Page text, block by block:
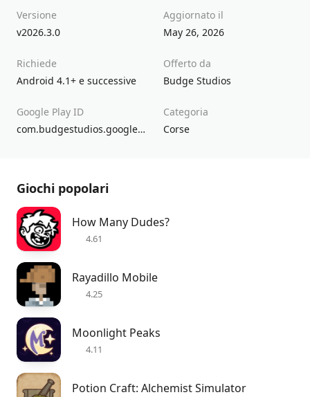
Versione
v2026.3.0
Aggiornato il
May 26, 2026
Richiede
Android 4.1+ e successive
Offerto da
Budge Studios
Google Play ID
com.budgestudios.googleplay.HotWheelsUnlimited
Categoria
Corse
Giochi popolari
How Many Dudes?
4.61
Rayadillo Mobile
4.25
Moonlight Peaks
4.11
Potion Craft: Alchemist Simulator